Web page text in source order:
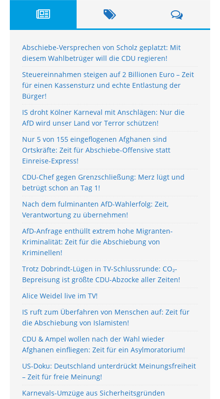
Abschiebe-Versprechen von Scholz geplatzt: Mit
diesem Wahlbetrüger will die CDU regieren!
Steuereinnahmen steigen auf 2 Billionen Euro – Zeit
für einen Kassensturz und echte Entlastung der
Bürger!
IS droht Kölner Karneval mit Anschlägen: Nur die
AfD wird unser Land vor Terror schützen!
Nur 5 von 155 eingeflogenen Afghanen sind
Ortskräfte: Zeit für Abschiebe-Offensive statt
Einreise-Express!
CDU-Chef gegen Grenzschließung: Merz lügt und
betrügt schon an Tag 1!
Nach dem fulminanten AfD-Wahlerfolg: Zeit,
Verantwortung zu übernehmen!
AfD-Anfrage enthüllt extrem hohe Migranten-
Kriminalität: Zeit für die Abschiebung von
Kriminellen!
Trotz Dobrindt-Lügen in TV-Schlussrunde: CO₂-
Bepreisung ist größte CDU-Abzocke aller Zeiten!
Alice Weidel live im TV!
IS ruft zum Überfahren von Menschen auf: Zeit für
die Abschiebung von Islamisten!
CDU & Ampel wollen nach der Wahl wieder
Afghanen einfliegen: Zeit für ein Asylmoratorium!
US-Doku: Deutschland unterdrückt Meinungsfreiheit
– Zeit für freie Meinung!
Karnevals-Umzüge aus Sicherheitsgründen